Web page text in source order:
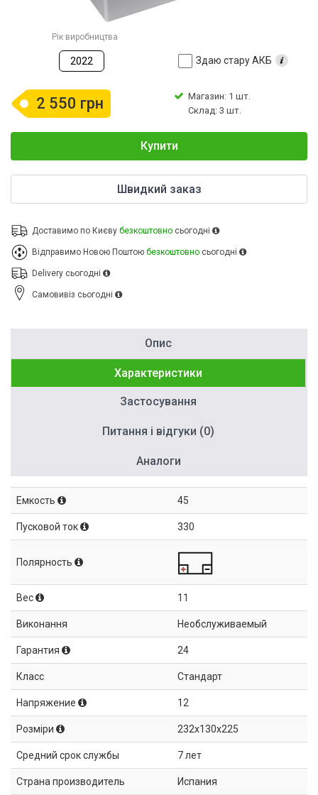
Рік виробництва
2022 Здаю стару АКБ
2 550 грн
Магазин: 1 шт.
Склад: 3 шт.
Купити
Швидкий заказ
Доставимо по Києву безкоштовно сьогодні
Відправимо Новою Поштою безкоштовно сьогодні
Delivery сьогодні
Cамовивіз сьогодні
Опис
Характеристики
Застосування
Питання і відгуки (0)
Аналоги
Емкость 45
Пусковой ток 330
Полярность
Вес 11
Виконання Необслуживаемый
Гарантия 24
Класс Стандарт
Напряжение 12
Розміри 232x130x225
Средний срок службы 7 лет
Страна производитель Испания